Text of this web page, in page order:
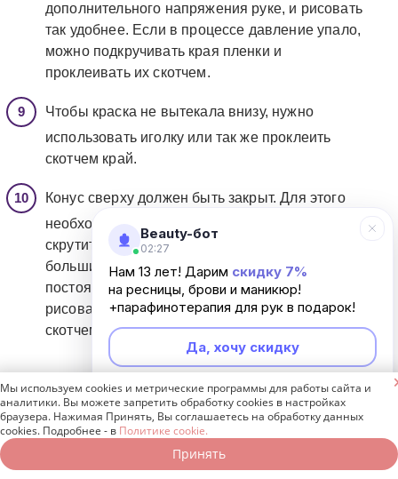
дополнительного напряжения руке, и рисовать
так удобнее. Если в процессе давление упало,
можно подкручивать края пленки и
проклеивать их скотчем.
Чтобы краска не вытекала внизу, нужно
использовать иголку или так же проклеить
скотчем край.
Конус сверху должен быть закрыт. Для этого
необходимо сделать сгибы справа и слева,
скрутить верхнюю часть улиточкой и зажать ее
большим пальцем. Помним про поддержание
постоянного давления для удобства
рисования. Сверху все нужно проклеить
скотчем.
Beauty-бот
02:27
Нам 13 лет! Дарим скидку 7%
на ресницы, брови и маникюр!
+парафинотерапия для рук в подарок!
Да, хочу скидку
Неинтересно
Мы используем cookies и метрические программы для работы сайта и
аналитики. Вы можете запретить обработку cookies в настройках
браузера. Нажимая Принять, Вы соглашаетесь на обработку данных
cookies. Подробнее - в Политике cookie.
Принять